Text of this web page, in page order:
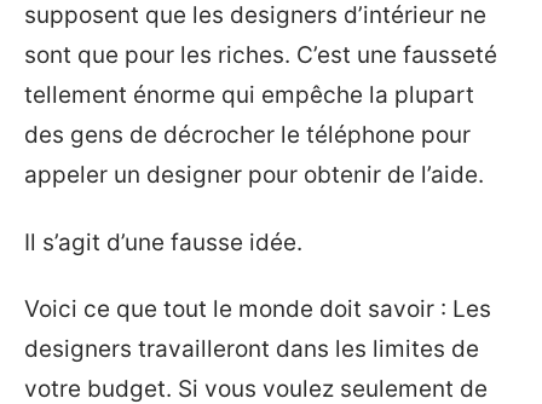
supposent que les designers d’intérieur ne
sont que pour les riches. C’est une fausseté
tellement énorme qui empêche la plupart
des gens de décrocher le téléphone pour
appeler un designer pour obtenir de l’aide.
Il s’agit d’une fausse idée.
Voici ce que tout le monde doit savoir : Les
designers travailleront dans les limites de
votre budget. Si vous voulez seulement de